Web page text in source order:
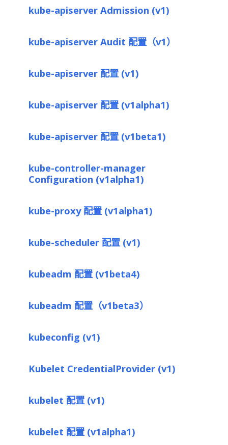
kube-apiserver Admission (v1)
kube-apiserver Audit 配置（v1）
kube-apiserver 配置 (v1)
kube-apiserver 配置 (v1alpha1)
kube-apiserver 配置 (v1beta1)
kube-controller-manager
Configuration (v1alpha1)
kube-proxy 配置 (v1alpha1)
kube-scheduler 配置 (v1)
kubeadm 配置 (v1beta4)
kubeadm 配置（v1beta3）
kubeconfig (v1)
Kubelet CredentialProvider (v1)
kubelet 配置 (v1)
kubelet 配置 (v1alpha1)